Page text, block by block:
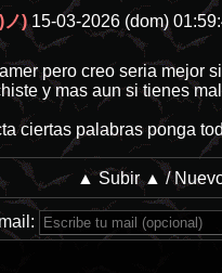
ノ) 15-03-2026 (dom)
pero creo seria mejor
y mas aun si tienes
ciertas palabras ponga
▲ Subir ▲ /